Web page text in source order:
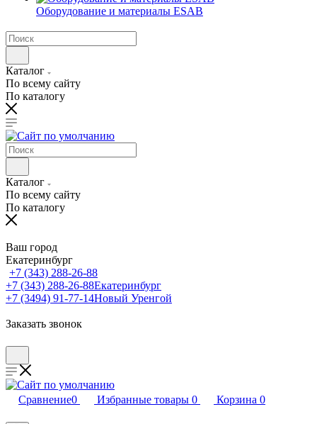
Оборудование и материалы ESAB
Каталог
По всему сайту
По каталогу
Каталог
По всему сайту
По каталогу
Ваш город
Екатеринбург
+7 (343) 288-26-88
+7 (343) 288-26-88Екатеринбург
+7 (3494) 91-77-14Новый Уренгой
Заказать звонок
Сравнение0 Избранные товары 0 Корзина 0